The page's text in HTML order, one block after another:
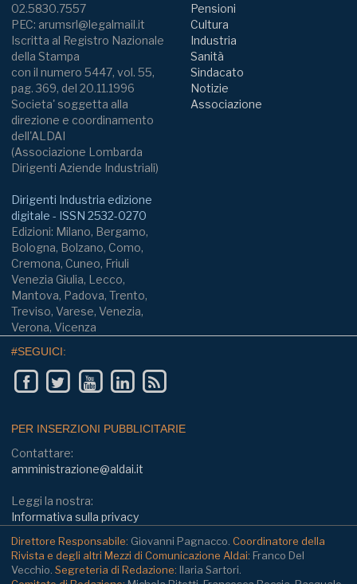
02.5830.7557
PEC: arumsrl@legalmail.it
Iscritta al Registro Nazionale
della Stampa
con il numero 5447, vol. 55,
pag. 369, del 20.11.1996
Societa' soggetta alla
direzione e coordinamento
dell'ALDAI
(Associazione Lombarda
Dirigenti Aziende Industriali)
Dirigenti Industria edizione
digitale - ISSN 2532-0270
Edizioni: Milano, Bergamo,
Bologna, Bolzano, Como,
Cremona, Cuneo, Friuli
Venezia Giulia, Lecco,
Mantova, Padova, Trento,
Treviso, Varese, Venezia,
Verona, Vicenza
Pensioni
Cultura
Industria
Sanità
Sindacato
Notizie
Associazione
#SEGUICI:
PER INSERZIONI PUBBLICITARIE
Contattare:
amministrazione@aldai.it
Leggi la nostra:
Informativa sulla privacy
Direttore Responsabile: Giovanni Pagnacco. Coordinatore della
Rivista e degli altri Mezzi di Comunicazione Aldai: Franco Del
Vecchio. Segreteria di Redazione: Ilaria Sartori.